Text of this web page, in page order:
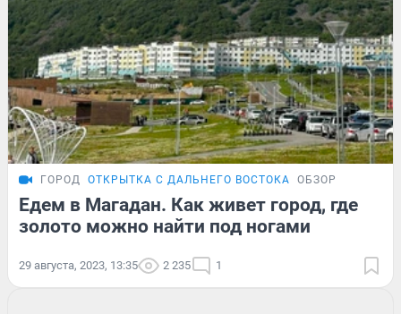
ГОРОД ОТКРЫТКА С ДАЛЬНЕГО ВОСТОКА ОБЗОР
Едем в Магадан. Как живет город, где
золото можно найти под ногами
29 августа, 2023, 13:35 2 235 1